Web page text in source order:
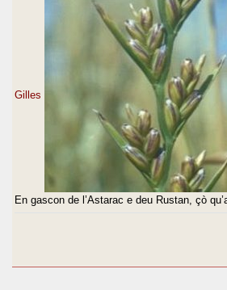
Gilles
En gascon de l’Astarac e deu Rustan, çò